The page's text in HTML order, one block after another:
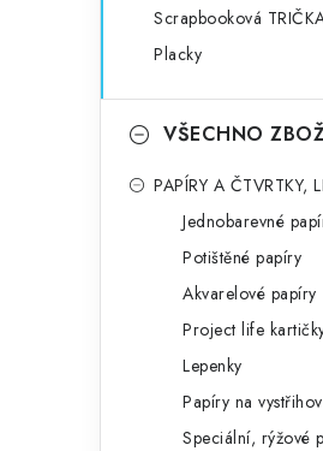
Scrapbooková
Placky
VŠECHNO
PAPÍRY A ČTVRTKY,
Jednobarevné
Potištěné papíry
Akvarelové papíry
Project life
Lepenky
Papíry na
Speciální, rýžové